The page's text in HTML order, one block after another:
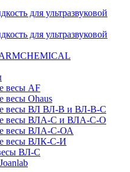
для ультразвуковой
для ультразвуковой
весы AF
весы Ohaus
весы ВЛ ВЛ-В и ВЛ-В-С
весы ВЛА-С и ВЛА-С-О
весы ВЛА-С-ОА
весы ВЛК-С-И
ВЛ-С